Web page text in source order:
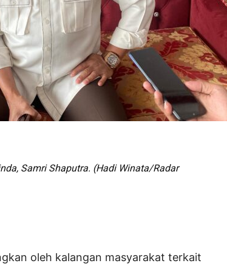
Samri Shaputra. (Hadi Winata/Radar
oleh kalangan masyarakat terkait